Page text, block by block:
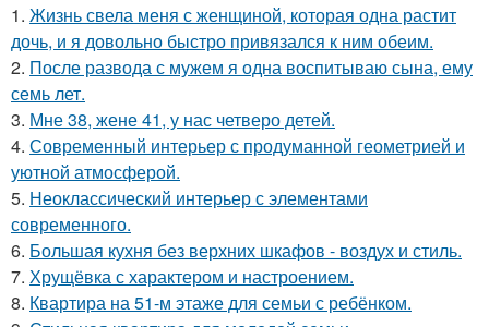
1. Жизнь свела меня с женщиной, которая одна растит
дочь, и я довольно быстро привязался к ним обеим.
2. После развода с мужем я одна воспитываю сына, ему
семь лет.
3. Мне 38, жене 41, у нас четверо детей.
4. Современный интерьер с продуманной геометрией и
уютной атмосферой.
5. Неоклассический интерьер с элементами
современного.
6. Большая кухня без верхних шкафов - воздух и стиль.
7. Хрущёвка с характером и настроением.
8. Квартира на 51-м этаже для семьи с ребёнком.